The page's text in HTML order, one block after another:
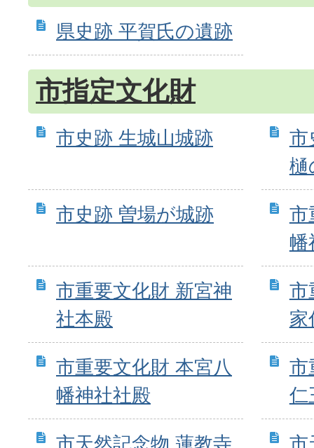
県史跡 平賀氏の遺跡
市指定文化財
市史跡 生城山城跡
市
樋
市史跡 曽場が城跡
市
幡
市重要文化財 新宮神
社本殿
市
家
市重要文化財 本宮八
幡神社社殿
市
仁
市天然記念物 蓮教寺
市